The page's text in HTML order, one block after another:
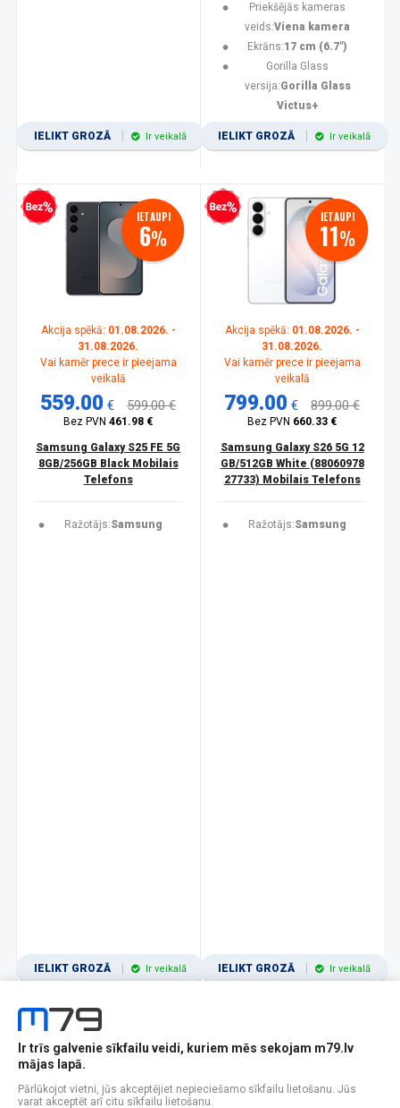
IELIKT GROZĀ Ir veikalā
Priekšējās kameras
veids:Viena kamera
Ekrāns:17 cm (6.7")
Gorilla Glass
versija:Gorilla Glass
Victus+
IELIKT GROZĀ Ir veikalā
kredīts IETAUPI
6%
Akcija spēkā: 01.08.2026. -
31.08.2026.
Vai kamēr prece ir pieejama
veikalā
559.00 € 599.00 €
Bez PVN461.98 €
Samsung Galaxy S25 FE 5G
8GB/256GB Black Mobilais
Telefons
Ražotājs:Samsung
IELIKT GROZĀ Ir veikalā
Bezprocentu kredīts IETAUPI
11%
Akcija spēkā: 01.08.2026. -
31.08.2026.
Vai kamēr prece ir pieejama
veikalā
799.00 € 899.00 €
Bez PVN 660.33 €
Samsung Galaxy S26 5G 12
GB/512GB White (88060978
27733) Mobilais Telefons
Ražotājs:Samsung
IELIKT GROZĀ Ir veikalā
1 2 3 4 5 6 7 8 9 10 11
Popularitātes Rādīt 12
Ir trīs galvenie sīkfailu veidi, kuriem mēs sekojam m79.lv
mājas lapā.
Pārlūkojot vietni, jūs akceptējiet nepieciešamo sīkfailu lietošanu. Jūs
varat akceptēt arī citu sīkfailu lietošanu.